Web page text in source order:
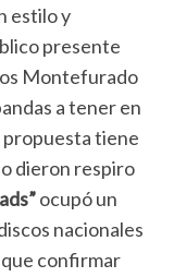
estilo y
presente
Montefurado
a tener en
propuesta tiene
dieron respiro
ocupó un
nacionales
que confirmar